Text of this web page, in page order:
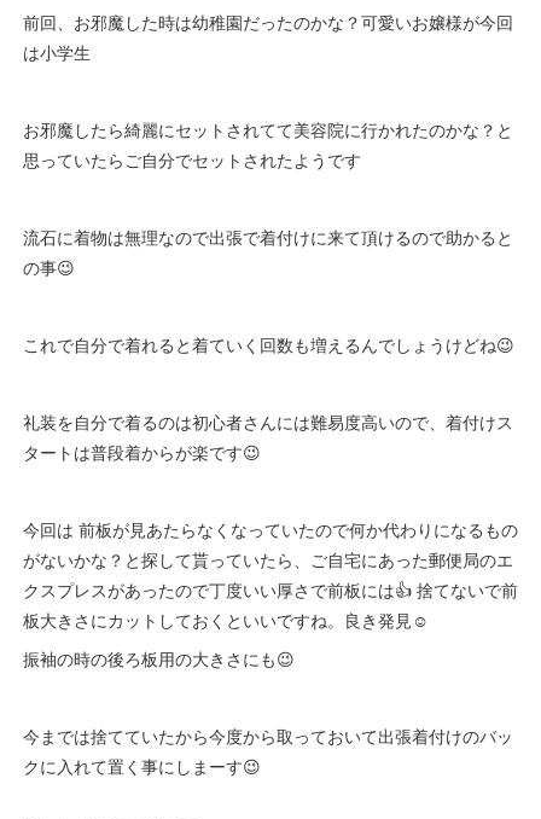
前回、お邪魔した時は幼稚園だったのかな？可愛いお嬢様が今回
は小学生
お邪魔したら綺麗にセットされてて美容院に行かれたのかな？と
思っていたらご自分でセットされたようです
流石に着物は無理なので出張で着付けに来て頂けるので助かると
の事😉
これで自分で着れると着ていく回数も増えるんでしょうけどね😉
礼装を自分で着るのは初心者さんには難易度高いので、着付けス
タートは普段着からが楽です😉
今回は 前板が見あたらなくなっていたので何か代わりになるもの
がないかな？と探して貰っていたら、ご自宅にあった郵便局のエ
クスプレスがあったので丁度いい厚さで前板には👍️ 捨てないで前
板大きさにカットしておくといいですね。良き発見☺️
振袖の時の後ろ板用の大きさにも😉
今までは捨てていたから今度から取っておいて出張着付けのバッ
クに入れて置く事にしまーす😉